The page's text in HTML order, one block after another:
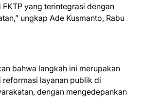
yang terintegrasi dengan
ungkap Ade Kusmanto, Rabu
bahwa langkah ini merupakan
reformasi layanan publik di
dengan mengedepankan